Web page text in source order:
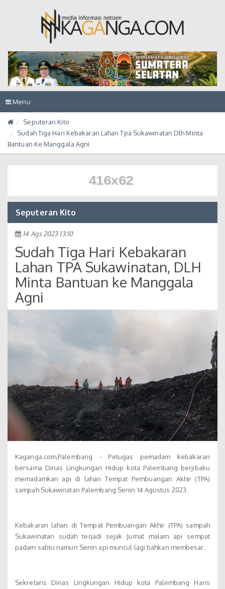
Toggle
navigation
Menu
Seputeran Kito
Sudah Tiga Hari Kebakaran Lahan Tpa Sukawinatan Dlh Minta
Bantuan Ke Manggala Agni
Seputeran Kito
14 Ags 2023 13:10
Sudah Tiga Hari Kebakaran
Lahan TPA Sukawinatan, DLH
Minta Bantuan ke Manggala
Agni
Kaganga.com,Palembang - Petugas pemadam kebakaran
bersama Dinas Lingkungan Hidup kota Palembang berjibaku
memadamkan api di lahan Tempat Pembuangan Akhir (TPA)
sampah Sukawinatan Palembang Senin 14 Agustus 2023.
Kebakaran lahan di Tempat Pembuangan Akhir (TPA) sampah
Sukawinatan sudah terjadi sejak Jumat malam api sempat
padam sabtu namun Senin api muncul lagi bahkan membesar.
Sekretaris Dinas Lingkungan Hidup kota Palembang Haris